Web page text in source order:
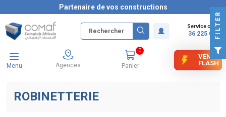
Partenaire de vos constructions
Service client
36 225 000
Menu Agences Panier
0
VENTE
FLASH
ROBINETTERIE
FILTER